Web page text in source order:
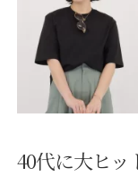
40代に大ヒッ